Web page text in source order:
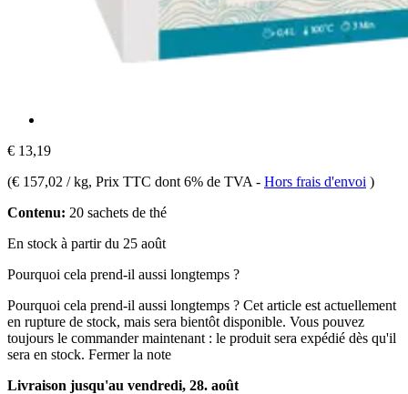
€ 13,19
(€ 157,02 / kg, Prix TTC dont 6% de TVA - Hors frais d'envoi )
Contenu: 20 sachets de thé
En stock à partir du 25 août
Pourquoi cela prend-il aussi longtemps ?
Pourquoi cela prend-il aussi longtemps ? Cet article est actuellement
en rupture de stock, mais sera bientôt disponible. Vous pouvez
toujours le commander maintenant : le produit sera expédié dès qu'il
sera en stock. Fermer la note
Livraison jusqu'au vendredi, 28. août